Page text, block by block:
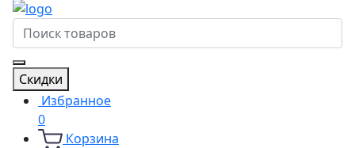
Скидки
Избранное
0
Корзина